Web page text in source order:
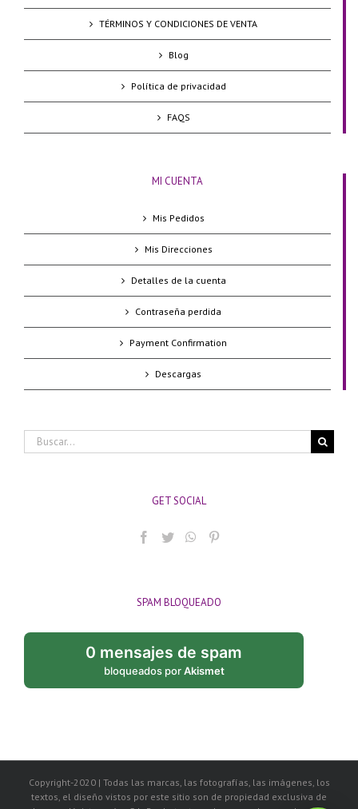
TÉRMINOS Y CONDICIONES DE VENTA
Blog
Política de privacidad
FAQS
MI CUENTA
Mis Pedidos
Mis Direcciones
Detalles de la cuenta
Contraseña perdida
Payment Confirmation
Descargas
Buscar:
GET SOCIAL
SPAM BLOQUEADO
0 mensajes de spam
bloqueados porAkismet
Copyright-2020 | Todas las marcas, las fotografías, las imágenes, los
textos, el diseño vistos por este sitio son de propiedad exclusiva de